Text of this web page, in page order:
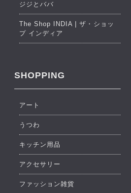
ジジとババ
The Shop INDIA | ザ・ショッ
プ インディア
SHOPPING
アート
うつわ
キッチン用品
アクセサリー
ファッション雑貨